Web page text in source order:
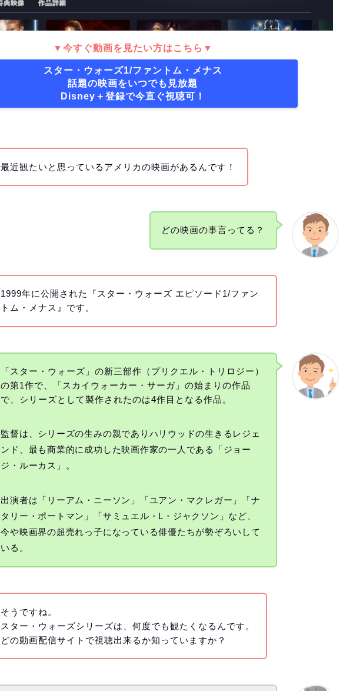
▼今すぐ動画を見たい方はこちら▼
スター・ウォーズ1/ファントム・メナス
話題の映画をいつでも見放題
Disney＋登録で今直ぐ視聴可！
最近観たいと思っているアメリカの映画があるんです！
どの映画の事言ってる？
1999年に公開された『スター・ウォーズ エピソード1/ファン
トム・メナス』です。
「スター・ウォーズ」の新三部作（プリクエル・トリロジー）
の第1作で、「スカイウォーカー・サーガ」の始まりの作品
で、シリーズとして製作されたのは4作目となる作品。
監督は、シリーズの生みの親でありハリウッドの生きるレジェ
ンド、最も商業的に成功した映画作家の一人である「ジョー
ジ・ルーカス」。
出演者は「リーアム・ニーソン」「ユアン・マクレガー」「ナ
タリー・ポートマン」「サミュエル・L・ジャクソン」など、
今や映画界の超売れっ子になっている俳優たちが勢ぞろいして
いる。
そうですね。
スター・ウォーズシリーズは、何度でも観たくなるんです。
どの動画配信サイトで視聴出来るか知っていますか？